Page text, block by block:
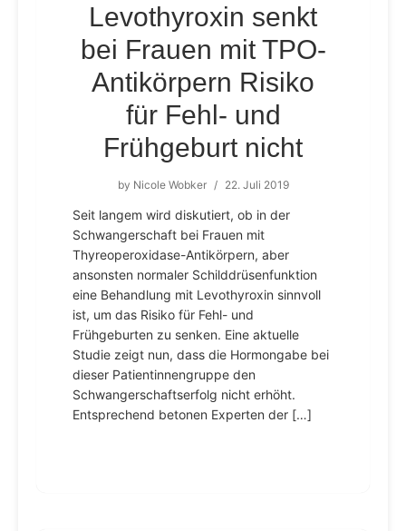
Levothyroxin senkt
bei Frauen mit TPO-
Antikörpern Risiko
für Fehl- und
Frühgeburt nicht
by Nicole Wobker / 22. Juli 2019
Seit langem wird diskutiert, ob in der
Schwangerschaft bei Frauen mit
Thyreoperoxidase-Antikörpern, aber
ansonsten normaler Schilddrüsenfunktion
eine Behandlung mit Levothyroxin sinnvoll
ist, um das Risiko für Fehl- und
Frühgeburten zu senken. Eine aktuelle
Studie zeigt nun, dass die Hormongabe bei
dieser Patientinnengruppe den
Schwangerschaftserfolg nicht erhöht.
Entsprechend betonen Experten der […]